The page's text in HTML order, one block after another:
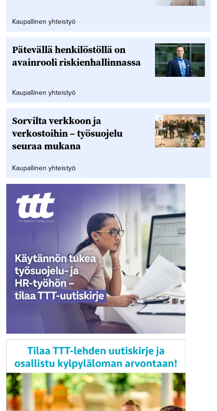
Kaupallinen yhteistyö
Pätevällä henkilöstöllä on
avainrooli riskienhallinnassa
Kaupallinen yhteistyö
Sorvilta verkkoon ja
verkostoihin – työsuojelu
seuraa mukana
Kaupallinen yhteistyö